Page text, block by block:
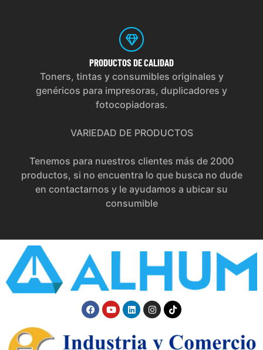
PRODUCTOS DE CALIDAD
Toners, tintas y consumibles originales y
genéricos para impresoras, duplicadores y
fotocopiadoras.
VARIEDAD DE PRODUCTOS
Tenemos para nuestros clientes más de 2000
productos, si no encuentra lo que busca no dude
en contactarnos y le ayudamos a ubicar su
consumible